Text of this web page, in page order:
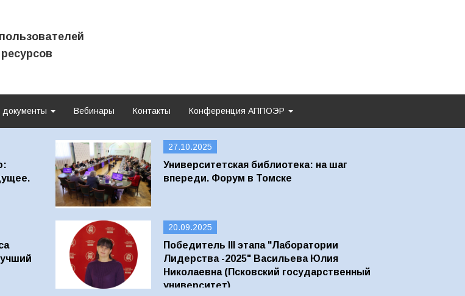
Вебинары Контакты Конференция АППОЭР
27.10.2025
Университетская библиотека: на шаг
впереди. Форум в Томске
20.09.2025
Победитель III этапа "Лаборатории
Лидерства -2025" Васильева Юлия
Николаевна (Псковский государственный
университет)